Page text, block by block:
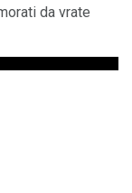
da vrate